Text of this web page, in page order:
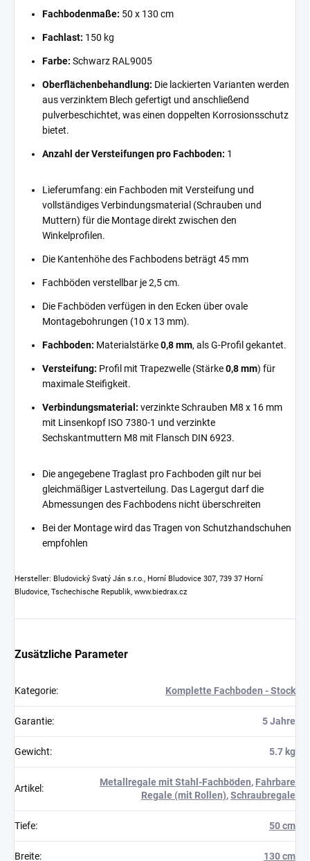
Fachbodenmaße: 50 x 130 cm
Fachlast: 150 kg
Farbe: Schwarz RAL9005
Oberflächenbehandlung: Die lackierten Varianten werden
aus verzinktem Blech gefertigt und anschließend
pulverbeschichtet, was einen doppelten Korrosionsschutz
bietet.
Anzahl der Versteifungen pro Fachboden: 1
Lieferumfang: ein Fachboden mit Versteifung und
vollständiges Verbindungsmaterial (Schrauben und
Muttern) für die Montage direkt zwischen den
Winkelprofilen.
Die Kantenhöhe des Fachbodens beträgt 45 mm
Fachböden verstellbar je 2,5 cm.
Die Fachböden verfügen in den Ecken über ovale
Montagebohrungen (10 x 13 mm).
Fachboden: Materialstärke0,8 mm, als G-Profil gekantet.
Versteifung: Profil mit Trapezwelle (Stärke0,8 mm) für
maximale Steifigkeit.
Verbindungsmaterial: verzinkte Schrauben M8 x 16 mm
mit Linsenkopf ISO 7380-1 und verzinkte
Sechskantmuttern M8 mit Flansch DIN 6923.
Die angegebene Traglast pro Fachboden gilt nur bei
gleichmäßiger Lastverteilung. Das Lagergut darf die
Abmessungen des Fachbodens nicht überschreiten
Bei der Montage wird das Tragen von Schutzhandschuhen
empfohlen
Hersteller: Bludovický Svatý Ján s.r.o., Horní Bludovice 307, 739 37 Horní
Bludovice, Tschechische Republik, www.biedrax.cz
Zusätzliche Parameter
Kategorie: Komplette Fachboden - Stock
Garantie: 5 Jahre
Gewicht: 5.7 kg
Artikel :
Metallregale mit Stahl-Fachböden, Fahrbare
Regale (mit Rollen),Schraubregale
Tiefe: 50 cm
Breite: 130 cm